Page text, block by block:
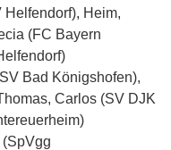
Heim,
(FC Bayern
Bad Königshofen),
Carlos (SV DJK